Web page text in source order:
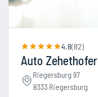
4.8(82)
Auto Zehethofer
Riegersburg 97
8333 Riegersburg